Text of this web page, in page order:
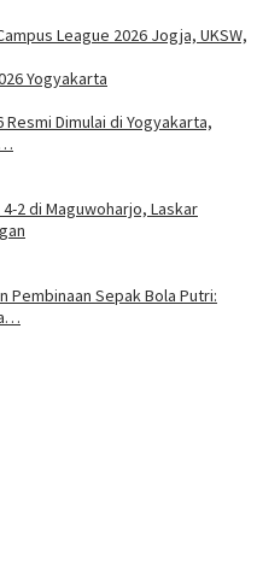
League 2026 Jogja, UKSW,
Resmi Dimulai di Yogyakarta,
2 di Maguwoharjo, Laskar
Pembinaan Sepak Bola Putri: